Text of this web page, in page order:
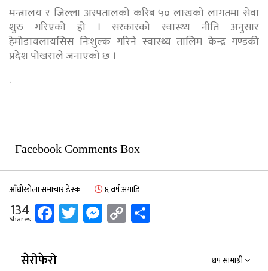
मन्त्रालय र जिल्ला अस्पतालको करिब ५० लाखको लागतमा सेवा
शुरु गरिएको हो । सरकारको स्वास्थ्य नीति अनुसार
हेमोडायलायसिस निःशुल्क गरिने स्वास्थ्य तालिम केन्द्र गण्डकी
प्रदेश पोखराले जनाएको छ ।
.
Facebook Comments Box
आँधीखोला समाचार डेस्क ६ वर्ष अगाडि
134
Shares Facebook
Twitter
Messenger
Copy
Link
सेरोफेरो थप सामाग्री